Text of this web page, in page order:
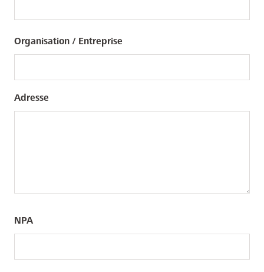
Organisation / Entreprise
Adresse
NPA
/
/NPA